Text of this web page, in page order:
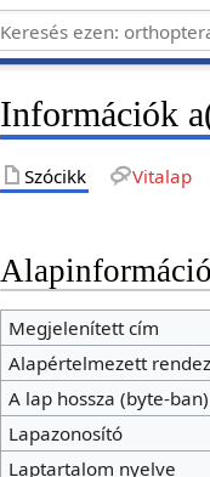
Információk
Szócikk Vitalap
Megjelenített cím
Alapértelmezett
A lap hossza (byte-ban)
Lapazonosító
Laptartalom nyelve